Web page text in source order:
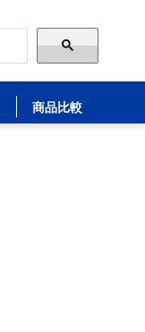
商品比較